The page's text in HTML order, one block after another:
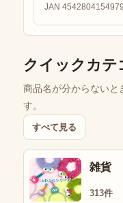
JAN 4542804154979
クイックカテ
商品名が分からないと
す。
すべて見る
雑貨
313件